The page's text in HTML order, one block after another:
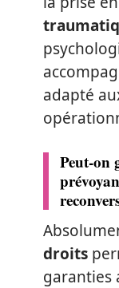
adapté
Peut-on
droits
garanties